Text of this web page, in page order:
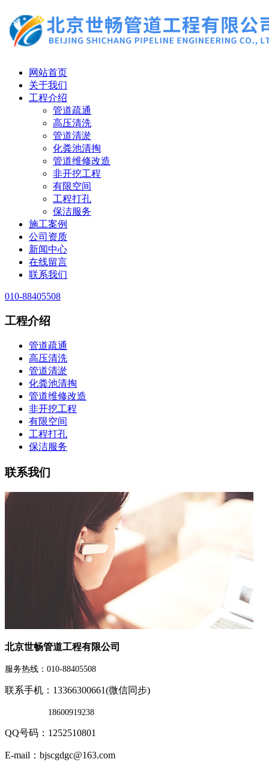
网站首页
关于我们
工程介绍
管道疏通
高压清洗
管道清淤
化粪池清掏
管道维修改造
非开挖工程
有限空间
工程打孔
保洁服务
施工案例
公司资质
新闻中心
在线留言
联系我们
010-88405508
工程介绍
管道疏通
高压清洗
管道清淤
化粪池清掏
管道维修改造
非开挖工程
有限空间
工程打孔
保洁服务
联系我们
北京世畅管道工程有限公司
服务热线：010-88405508
联系手机：13366300661(微信同步)
18600919238
QQ号码：1252510801
E-mail：bjscgdgc@163.com